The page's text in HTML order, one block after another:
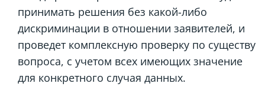
принимать решения без какой-либо
дискриминации в отношении заявителей, и
проведет комплексную проверку по существу
вопроса, с учетом всех имеющих значение
для конкретного случая данных.